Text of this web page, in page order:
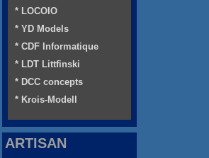
* LOCOIO
* YD Models
* CDF Informatique
* LDT Littfinski
* DCC concepts
* Krois-Modell
ARTISAN